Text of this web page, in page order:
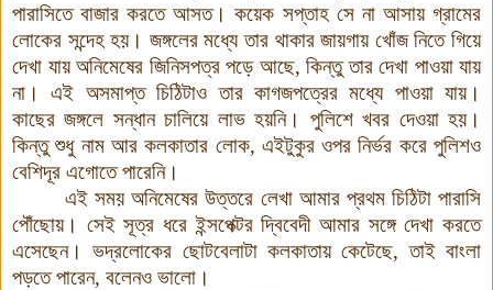
পারাসিতে বাজার করতে আসত। কয়েক সপ্তাহ সে না আসায় গ্রামের
লোকের সন্দেহ হয়। জঙ্গলের মধ্যে তার থাকার জায়গায় খোঁজ নিতে গিয়ে
দেখা যায় অনিমেষের জিনিসপত্র পড়ে আছে, কিন্তু তার দেখা পাওয়া যায়
না। এই অসমাপ্ত চিঠিটাও তার কাগজপত্রের মধ্যে পাওয়া যায়।
কাছের জঙ্গলে সন্ধান চালিয়ে লাভ হয়নি। পুলিশে খবর দেওয়া হয়।
কিন্তু শুধু নাম আর কলকাতার লোক, এইটুকুর ওপর নির্ভর করে পুলিশও
বেশিদূর এগোতে পারেনি।
এই সময় অনিমেষের উত্তরে লেখা আমার প্রথম চিঠিটা পারাসি
পৌঁছোয়। সেই সূত্র ধরে ইন্সপেক্টর দ্বিবেদী আমার সঙ্গে দেখা করতে
এসেছেন। ভদ্রলোকের ছোটবেলাটা কলকাতায় কেটেছে, তাই বাংলা
পড়তে পারেন, বলেনও ভালো।